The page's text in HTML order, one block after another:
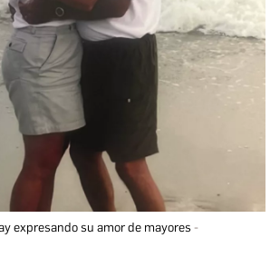
expresando su amor de mayores